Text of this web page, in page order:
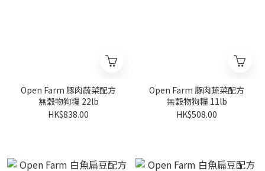
Open Farm 豚肉蔬菜配方
無穀物狗糧 22lb
HK$838.00
Open Farm 豚肉蔬菜配方
無穀物狗糧 11lb
HK$508.00